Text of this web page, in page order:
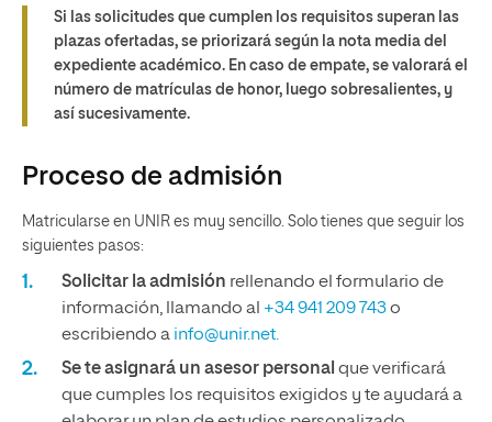
Si las solicitudes que cumplen los requisitos superan las
plazas ofertadas, se priorizará según la nota media del
expediente académico. En caso de empate, se valorará el
número de matrículas de honor, luego sobresalientes, y
así sucesivamente.
Proceso de admisión
Matricularse en UNIR es muy sencillo. Solo tienes que seguir los
siguientes pasos:
Solicitar la admisión rellenando el formulario de
información, llamando al +34 941 209 743o
escribiendo a info@unir.net.
Se te asignará un asesor personal que verificará
que cumples los requisitos exigidos y te ayudará a